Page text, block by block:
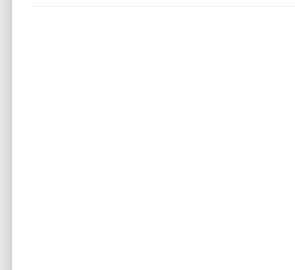
Jaudīgie V6 Honda BF175 dzinēji ar 24 vārstiem un
Katram motoram ir
pie jebkuriem dzinēja apgriezieniem, labu paātrinājumu
Modeļi BF175 patērē līdz 50% mazāk
degvielas iesmidzināšanas sistēmai (PGM-FI), kas
Šie motori ir divas reizes